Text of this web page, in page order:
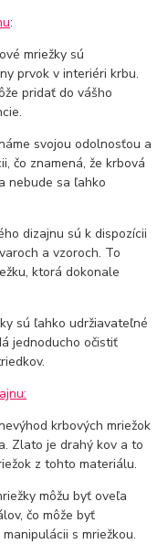
:
mriežky sú
prvok v interiéri krbu.
pridať do vášho
svojou odolnosťou a
čo znamená, že krbová
nebude sa ľahko
dizajnu sú k dispozícii
a vzoroch. To
ktorá dokonale
sú ľahko udržiavateľné
jednoducho očistiť
krbových mriežok
Zlato je drahý kov a to
z tohto materiálu.
môžu byť oveľa
čo môže byť
s mriežkou.